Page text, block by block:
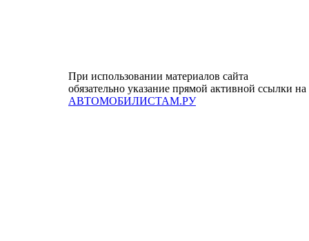
При использовании материалов сайта
обязательно указание прямой активной ссылки на
АВТОМОБИЛИСТАМ.РУ